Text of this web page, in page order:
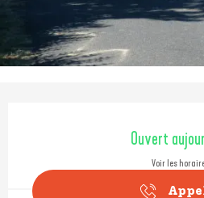
Ouverture etOuvert
Voir les